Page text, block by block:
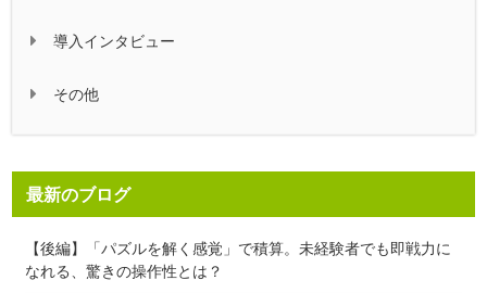
導入インタビュー
その他
最新のブログ
【後編】「パズルを解く感覚」で積算。未経験者でも即戦力に
なれる、驚きの操作性とは？